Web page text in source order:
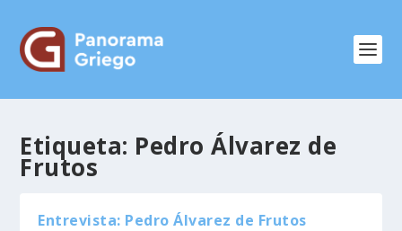
Etiqueta: Pedro Álvarez de
Frutos
Entrevista: Pedro Álvarez de Frutos